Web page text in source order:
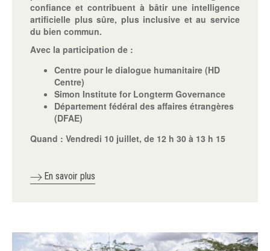
confiance et contribuent à bâtir une intelligence
artificielle plus sûre, plus inclusive et au service
du bien commun.
Avec la participation de :
Centre pour le dialogue humanitaire (HD
Centre)
Simon Institute for Longterm Governance
Département fédéral des affaires étrangères
(DFAE)
Quand : Vendredi 10 juillet, de 12 h 30 à 13 h 15
En savoir plus